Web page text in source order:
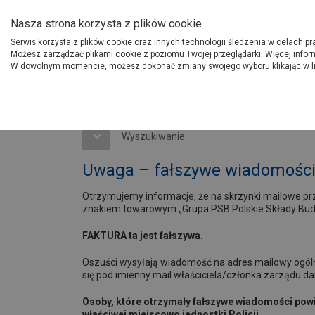
Produkty
O Grupie PSB
Uwaga – fałszywe
Otrzymujemy informacje, że na skrzynki mailowe
znakiem towarowym „Grupa PSB Polskie Składy
FAKTURA ta jest fałszywa.
Oszuści wysyłają wiadomość na adres mailowy
się pod imienny mail właściciela/członka zarządu
Osoby, które otrzymały fałszywe wiadomości
Nasza strona korzysta z plików cookie
Serwis korzysta z plików cookie oraz innych technologii śledzenia w celach
Możesz zarządzać plikami cookie z poziomu Twojej przeglądarki. Więcej
W dowolnym momencie, możesz dokonać zmiany swojego wyboru klikając w